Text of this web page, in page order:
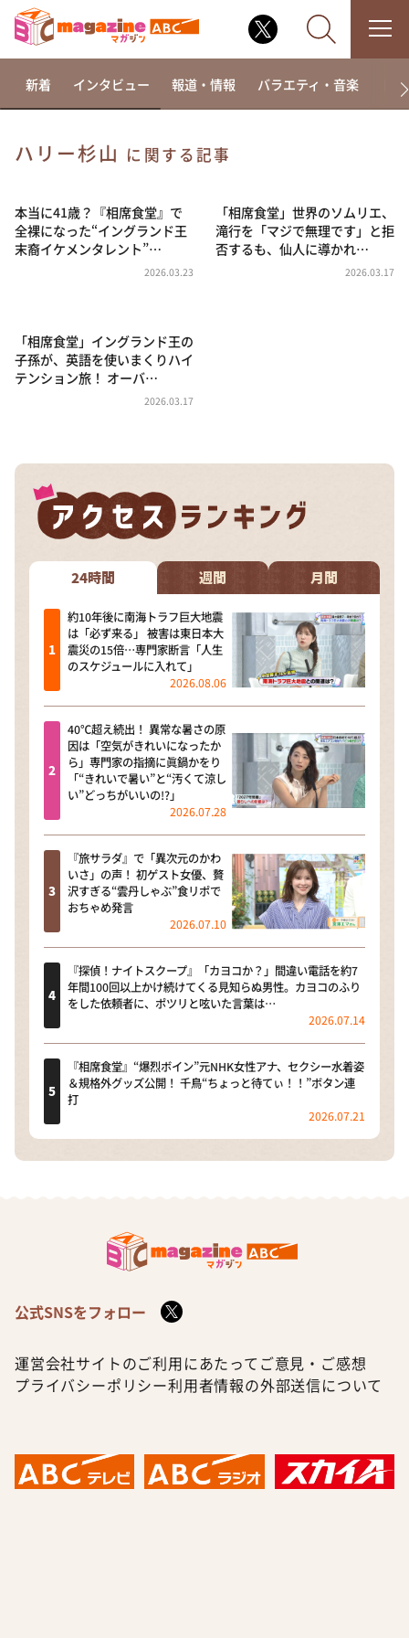
相席食堂
これ余談なんですけど・・・
～人生密着トークバラエティ！～ やすとものいたっ
news おかえり
河合＆A.B.C-Z塚田×福井アナ「なんでやねん！？」
（news おかえり）
教えて！ニュースライブ 正義のミカタ
ＬＩＦＥ～夢のカタチ～
新婚さんいらっしゃい！
ポツンと一軒家
ザキ山小屋本館
ぺこぱのまるスポ
新着 インタビュー 報道・情報 バラエティ・音楽 ド
ハリー杉山 に関する記事
本当に41歳？『相席食堂』で
全裸になった“イングランド王
末裔イケメンタレント”…
2026.03.23
「相席食堂」世界のソムリエ、
滝行を「マジで無理です」と拒
否するも、仙人に導かれ…
2026.03.17
「相席食堂」イングランド王の
子孫が、英語を使いまくりハイ
テンション旅！ オーバ…
2026.03.17
24時間 週間 月間
約10年後に南海トラフ巨大地震
は「必ず来る」 被害は東日本大
震災の15倍…専門家断言「人生
のスケジュールに入れて」
2026.08.06
40℃超え続出！ 異常な暑さの原
因は「空気がきれいになったか
ら」専門家の指摘に眞鍋かをり
「“きれいで暑い”と“汚くて涼し
い”どっちがいいの!?」
2026.07.28
『旅サラダ』で「異次元のかわ
いさ」の声！ 初ゲスト女優、贅
沢すぎる“雲丹しゃぶ”食リポで
おちゃめ発言
2026.07.10
『探偵！ナイトスクープ』「カヨコか？」間違い電話を約7
年間100回以上かけ続けてくる見知らぬ男性。カヨコのふり
をした依頼者に、ポツリと呟いた言葉は…
2026.07.14
『相席食堂』“爆烈ボイン”元NHK女性アナ、セクシー水着姿
＆規格外グッズ公開！ 千鳥“ちょっと待てぃ！！”ボタン連
打
2026.07.21
公式SNSをフォロー
運営会社サイトのご利用にあたって ご意見・ご感想
プライバシーポリシー利用者情報の外部送信について